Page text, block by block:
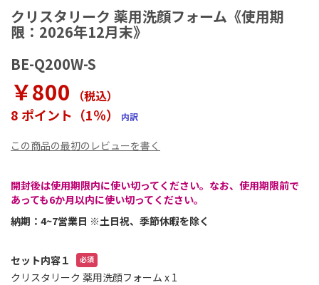
クリスタリーク 薬用洗顔フォーム《使用期
限：2026年12月末》
BE-Q200W-S
￥800 （税込）
8 ポイント（1％） 内訳
この商品の最初のレビューを書く
開封後は使用期限内に使い切ってください。なお、使用期限前で
あっても6か月以内に使い切ってください。
納期：4~7営業日 ※土日祝、季節休暇を除く
メ
ー
ジ
ャ
リ
ー
の
初
移
動
す
る
セット内容１
クリスタリーク 薬用洗顔フォーム x 1